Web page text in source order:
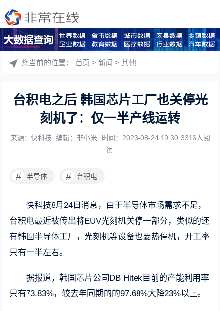
您当前的位置：首页 >新闻 >其他
台积电之后 韩国芯片工厂也关停光
刻机了：仅一半产线运转
来源：快科技 编辑：非小米 时间：2023-08-24 19:30 3316人阅
读
# 半导体 # 台积电
快科技8月24日消息，由于半导体市场需求不足，
台积电最近被传出将EUV光刻机关停一部分，类似的还
有韩国半导体工厂，光刻机等设备也要热停机，开工率
只有一半左右。
据报道，韩国芯片公司DB Hitek目前的产能利用率
只有73.83%，较去年同期的的97.68%大降23%以上。